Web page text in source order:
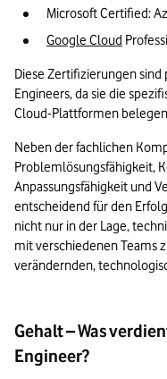
Microsoft Certified:
Google Cloud
Diese Zertifizierungen sind
Engineers, da sie die
Cloud-Plattformen
Neben der fachlichen
Problemlösungsfähigkeit,
Anpassungsfähigkeit und
entscheidend für den
nicht nur in der Lage,
mit verschiedenen Teams
verändernden,
Gehalt – Was
Engineer?